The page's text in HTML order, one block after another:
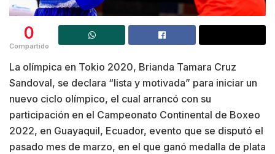
0
Compartido
La olímpica en Tokio 2020, Brianda Tamara Cruz
Sandoval, se declara “lista y motivada” para iniciar un
nuevo ciclo olímpico, el cual arrancó con su
participación en el Campeonato Continental de Boxeo
2022, en Guayaquil, Ecuador, evento que se disputó el
pasado mes de marzo, en el que ganó medalla de plata